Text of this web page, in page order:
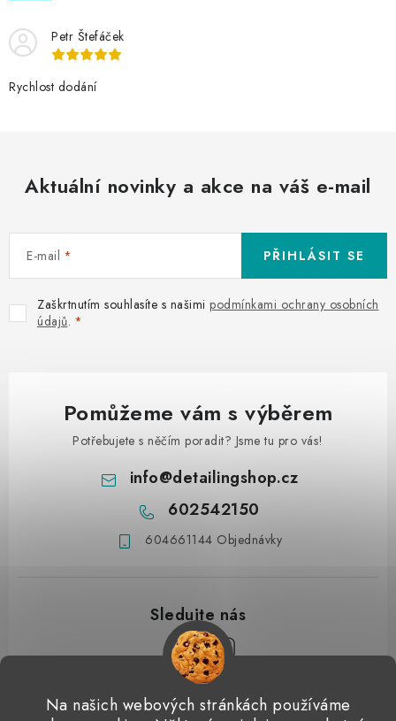
Na našich webových stránkách používáme
Petr Štefáček
Rychlost dodání
Aktuální novinky a akce na váš e-mail
E-mail
Zaškrtnutím souhlasíte s našimi podmínkami ochrany osobních
údajů.
PŘIHLÁSIT SE
Pomůžeme vám s výběrem
Potřebujete s něčím poradit? Jsme tu pro vás!
info@detailingshop.cz
602542150
604661144 Objednávky